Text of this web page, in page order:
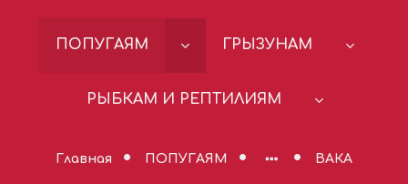
ПОПУГАЯМ ГРЫЗУНАМ
РЫБКАМ И РЕПТИЛИЯМ
Главная ПОПУГАЯМ ВАКА